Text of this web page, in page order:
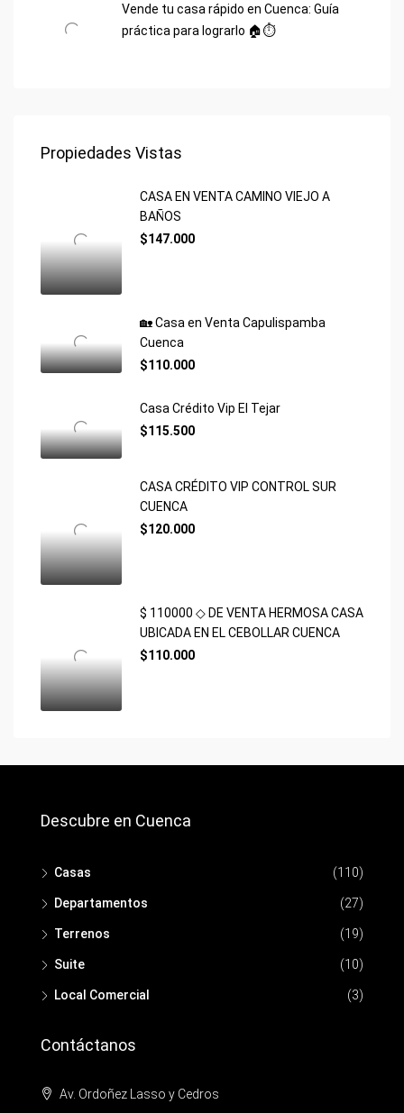
Vende tu casa rápido en Cuenca: Guía
práctica para lograrlo 🏠⏱️
Propiedades Vistas
CASA EN VENTA CAMINO VIEJO A
BAÑOS
$147.000
🏡 Casa en Venta Capulispamba
Cuenca
$110.000
Casa Crédito Vip El Tejar
$115.500
CASA CRÉDITO VIP CONTROL SUR
CUENCA
$120.000
$ 110000 ◇ DE VENTA HERMOSA CASA
UBICADA EN EL CEBOLLAR CUENCA
$110.000
Descubre en Cuenca
Casas (110)
Departamentos (27)
Terrenos (19)
Suite (10)
Local Comercial (3)
Contáctanos
Av. Ordoñez Lasso y Cedros